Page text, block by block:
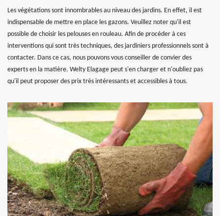
Les végétations sont innombrables au niveau des jardins. En effet, il est
indispensable de mettre en place les gazons. Veuillez noter qu'il est
possible de choisir les pelouses en rouleau. Afin de procéder à ces
interventions qui sont très techniques, des jardiniers professionnels sont à
contacter. Dans ce cas, nous pouvons vous conseiller de convier des
experts en la matière. Welty Elagage peut s'en charger et n'oubliez pas
qu'il peut proposer des prix très intéressants et accessibles à tous.